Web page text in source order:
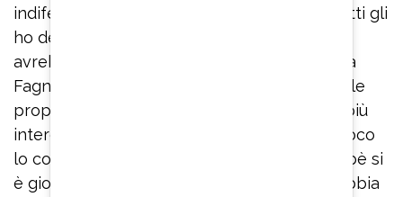
indifeso, impaurito. Però interessante e infatti gli
ho detto che era proprio quello il Teo che
avrebbe dovuto sedersi davanti a Francesca
Fagnani. Non deve aver paura di parlare delle
proprie debolezze perché sono gli aspetti più
interessanti. Il Teo comico che conduce il gioco
lo conosciamo tutti. Molti hanno detto: ‘Vabbè si
è giocato la carta da vittima’. Io credo che abbia